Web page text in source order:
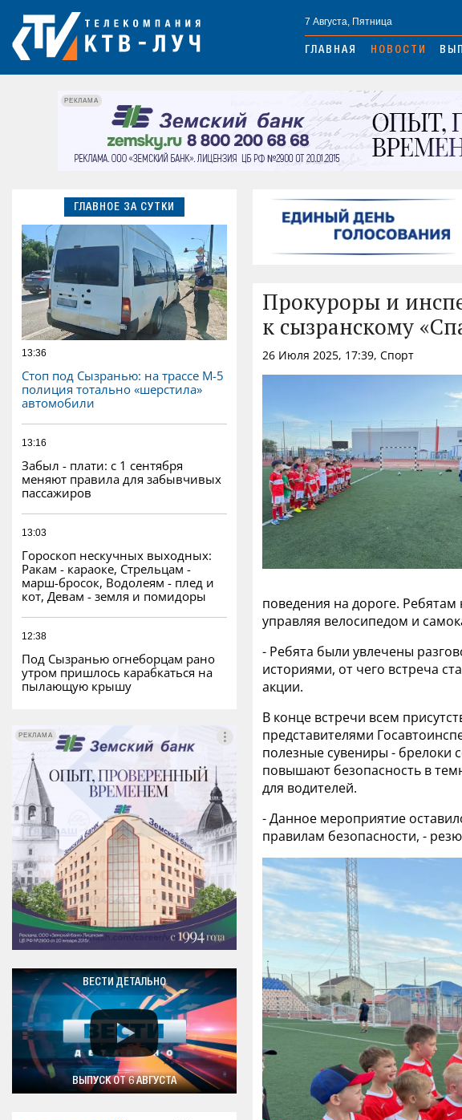
7 Августа, Пятница
ГЛАВНАЯ НОВОСТИ
РЕКЛАМА
ГЛАВНОЕ ЗА СУТКИ
13:36
Стоп под Сызранью: на трассе М-5
полиция тотально «шерстила»
автомобили
13:16
Забыл - плати: с 1 сентября
меняют правила для забывчивых
пассажиров
13:03
Гороскоп нескучных выходных:
Ракам - караоке, Стрельцам -
марш-бросок, Водолеям - плед и
кот, Девам - земля и помидоры
12:38
Под Сызранью огнеборцам рано
утром пришлось карабкаться на
пылающую крышу
РЕКЛАМА
РЕКЛАМА
ВЕСТИ ДЕТАЛЬНО
ВЫПУСК ОТ 6 АВГУСТА
Прокуроры и
к сызранскому
26 Июля 2025, 17:39, Спорт
поведения на дороге.
управляя велосипедом и
- Ребята были увлечены
историями, от чего встреча
акции.
В конце встречи всем
представителями
полезные сувениры - брелоки
повышают безопасность в
для водителей.
- Данное мероприятие
правилам безопасности, -